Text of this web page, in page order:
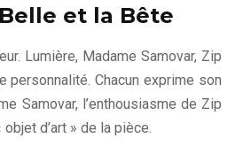
et la Bête
Lumière, Madame Samovar, Zip
Chacun exprime son
Samovar, l’enthousiasme de Zip
d’art » de la pièce.